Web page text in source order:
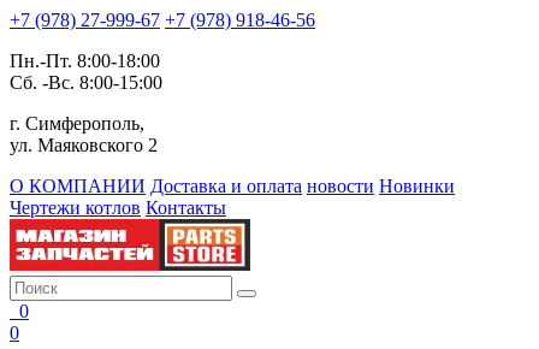
+7 (978) 27-999-67 +7 (978) 918-46-56
Пн.-Пт. 8:00-18:00
Сб. -Вс. 8:00-15:00
г. Симферополь,
ул. Маяковского 2
О КОМПАНИИ Доставка и оплата новости Новинки
Чертежи котлов Контакты
0
0